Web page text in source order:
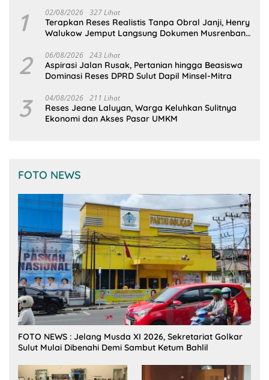
1 02/08/2026 327 Lihat
Terapkan Reses Realistis Tanpa Obral Janji, Henry
Walukow Jemput Langsung Dokumen Musrenbang
2 06/08/2026 243 Lihat
Aspirasi Jalan Rusak, Pertanian hingga Beasiswa
Dominasi Reses DPRD Sulut Dapil Minsel-Mitra
3 04/08/2026 211 Lihat
Reses Jeane Laluyan, Warga Keluhkan Sulitnya
Ekonomi dan Akses Pasar UMKM
FOTO NEWS
FOTO NEWS : Jelang Musda XI 2026, Sekretariat Golkar
Sulut Mulai Dibenahi Demi Sambut Ketum Bahlil